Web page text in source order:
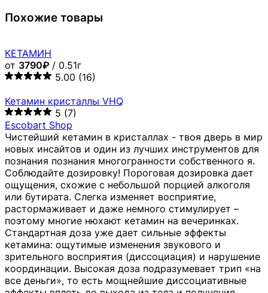
Похожие товары
КЕТАМИН
от 3790₽ / 0.51г
5.00 (16)
Кетамин кристаллы VHQ
5 (7)
Escobart Shop
Чистейший кетамин в кристаллах - твоя дверь в мир
новых инсайтов и один из лучших инструментов для
познания познания многогранности собственного я.
Соблюдайте дозировку! Пороговая дозировка дает
ощущения, схожие с небольшой порцией алкоголя
или бутирата. Слегка изменяет восприятие,
растормаживает и даже немного стимулирует –
поэтому многие нюхают кетамин на вечеринках.
Стандартная доза уже дает сильные эффекты
кетамина: ощутимые изменения звукового и
зрительного восприятия (диссоциация) и нарушение
координации. Высокая доза подразумевает трип «на
все деньги», то есть мощнейшие диссоциативные